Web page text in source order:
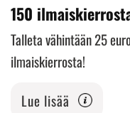
150
Talleta vähintään 25
ilmaiskierrosta!
Lue lisää